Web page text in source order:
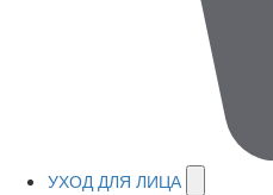
УХОД ДЛЯ ЛИЦА